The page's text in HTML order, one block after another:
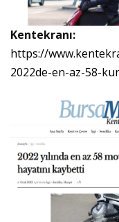
Kentekranı:
https://
2022de-en-az-58-